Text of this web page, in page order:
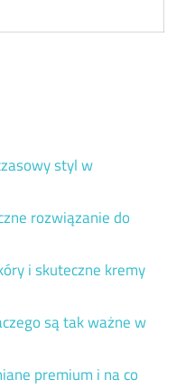
styl w
rozwiązanie do
i skuteczne kremy
są tak ważne w
premium i na co